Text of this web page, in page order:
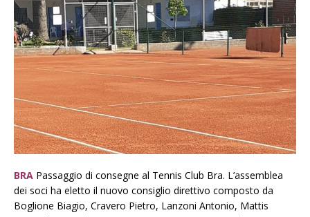
BRA Passaggio di consegne al Tennis Club Bra. L’assemblea
dei soci ha eletto il nuovo consiglio direttivo composto da
Boglione Biagio, Cravero Pietro, Lanzoni Antonio, Mattis